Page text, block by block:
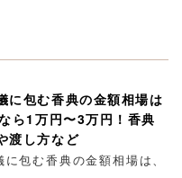
に包む香典の金額相場は
ら1万円〜3万円！香典
渡し方など
包む香典の金額相場は、